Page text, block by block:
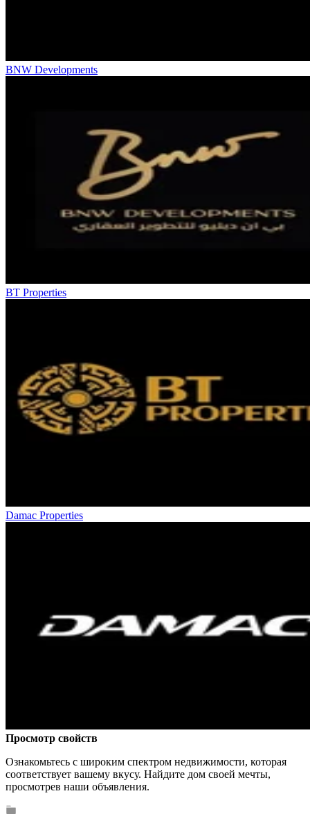
BNW Developments
BT Properties
Damac Properties
Просмотр свойств
Ознакомьтесь с широким спектром недвижимости, которая
соответствует вашему вкусу. Найдите дом своей мечты,
просмотрев наши объявления.